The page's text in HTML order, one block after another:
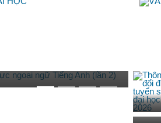
đánh giá năng lực
sinh trình độ Thạc